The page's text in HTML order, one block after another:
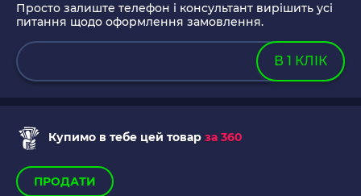
Просто залиште телефон і консультант вирішить усі
питання щодо оформлення замовлення.
В 1 КЛІК
Купимо в тебе цей товар за 360
ПРОДАТИ